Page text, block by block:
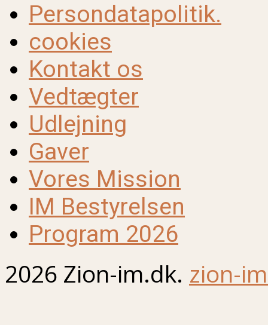
Persondatapolitik.
cookies
Kontakt os
Vedtægter
Udlejning
Gaver
Vores Mission
IM Bestyrelsen
Program 2026
2026 Zion-im.dk. zion-